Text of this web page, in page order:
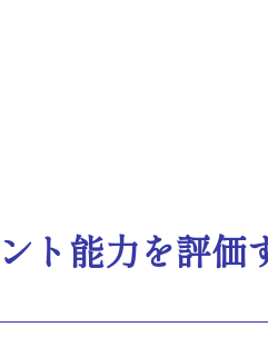
ト能力を評価